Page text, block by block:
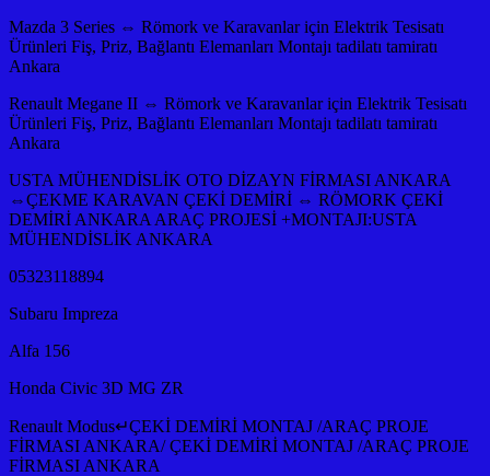
Mazda 3 Series ⇔ Römork ve Karavanlar için Elektrik Tesisatı
Ürünleri Fiş, Priz, Bağlantı Elemanları Montajı tadilatı tamiratı
Ankara
Renault Megane II ⇔ Römork ve Karavanlar için Elektrik Tesisatı
Ürünleri Fiş, Priz, Bağlantı Elemanları Montajı tadilatı tamiratı
Ankara
USTA MÜHENDİSLİK OTO DİZAYN FİRMASI ANKARA
⇔ÇEKME KARAVAN ÇEKİ DEMİRİ ⇔ RÖMORK ÇEKİ
DEMİRİ ANKARA ARAÇ PROJESİ +MONTAJI:USTA
MÜHENDİSLİK ANKARA
05323118894
Subaru Impreza
Alfa 156
Honda Civic 3D MG ZR
Renault Modus↵ÇEKİ DEMİRİ MONTAJ /ARAÇ PROJE
FİRMASI ANKARA/ ÇEKİ DEMİRİ MONTAJ /ARAÇ PROJE
FİRMASI ANKARA